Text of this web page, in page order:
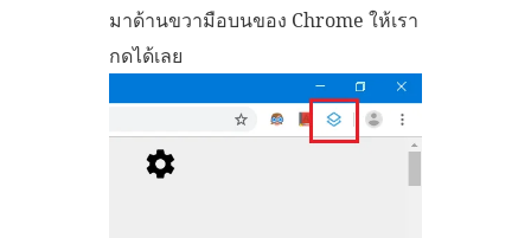
มาด้านขวามือบนของ Chrome ให้เรา
กดได้เลย